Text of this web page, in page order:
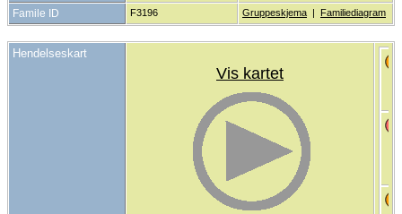
Famile ID F3196 Gruppeskjema | Familiediagram
Hendelseskart
Vis kartet